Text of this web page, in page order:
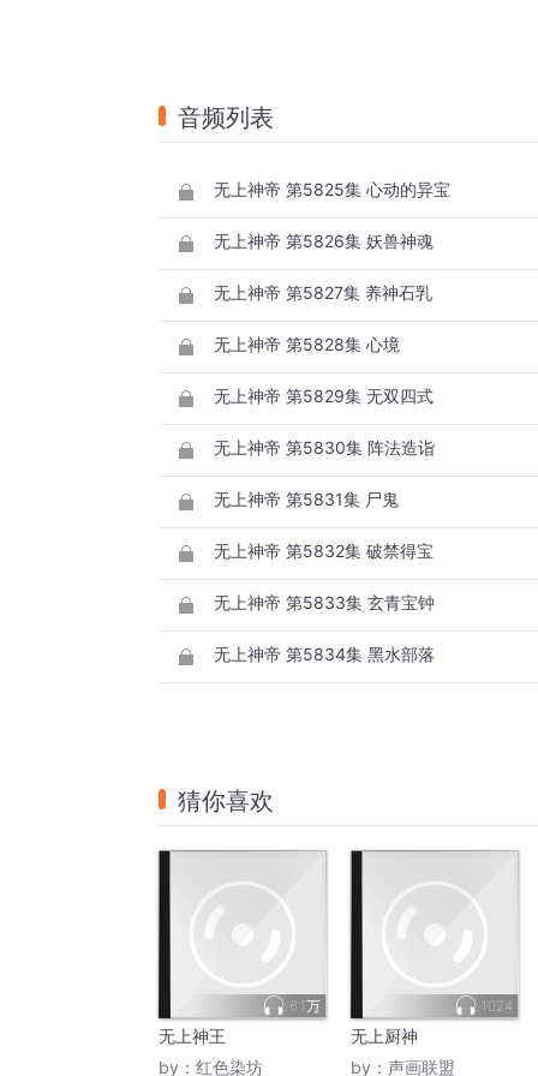
音频列表
无上神帝 第5825集 心动的异宝
无上神帝 第5826集 妖兽神魂
无上神帝 第5827集 养神石乳
无上神帝 第5828集 心境
无上神帝 第5829集 无双四式
无上神帝 第5830集 阵法造诣
无上神帝 第5831集 尸鬼
无上神帝 第5832集 破禁得宝
无上神帝 第5833集 玄青宝钟
无上神帝 第5834集 黑水部落
猜你喜欢
6.1万
无上神王
by： 红色染坊
1024
无上厨神
by： 声画联盟